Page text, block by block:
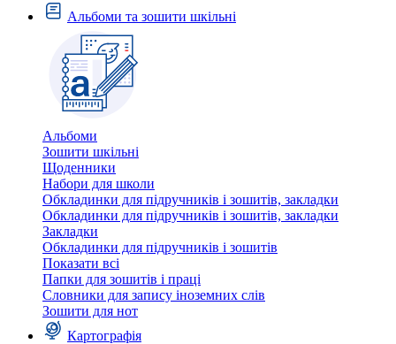
Альбоми та зошити шкільні
Альбоми
Зошити шкільні
Щоденники
Набори для школи
Обкладинки для підручників і зошитів, закладки
Обкладинки для підручників і зошитів, закладки
Закладки
Обкладинки для підручників і зошитів
Показати всі
Папки для зошитів і праці
Словники для запису іноземних слів
Зошити для нот
Картографія